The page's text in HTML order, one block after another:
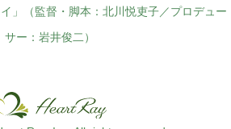
」（監督・脚本：北川悦吏子／プロデュー
サー：岩井俊二）